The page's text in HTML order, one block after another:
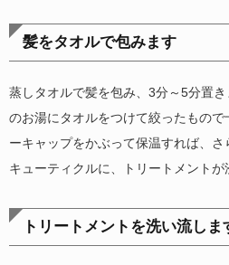
髪をタオルで包みます
蒸しタオルで髪を包み、3分～5分置
のお湯にタオルをつけて絞ったもの
ーキャップをかぶって保温すれば、
キューティクルに、トリートメントが
トリートメントを洗い流しま